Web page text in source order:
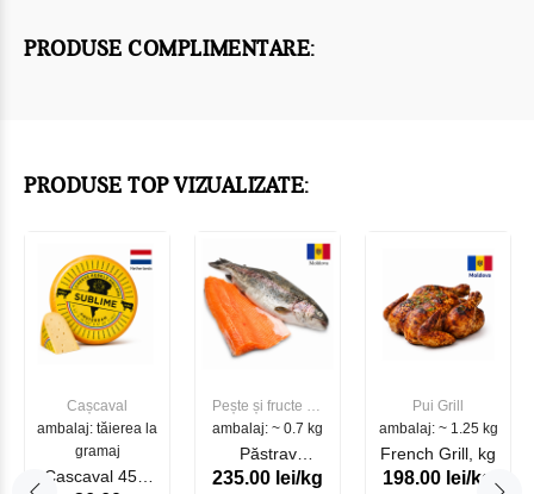
PRODUSE COMPLIMENTARE:
PRODUSE TOP VIZUALIZATE:
Cașcaval
ambalaj: tăierea la
gramaj
Cascaval 45%
Pește și fructe de
mare
ambalaj: ~ 0.7 kg
Păstrav
Somonat
235.00 lei/kg
Pui Grill
ambalaj: ~ 1.25 kg
French Grill, kg
198.00 lei/kg